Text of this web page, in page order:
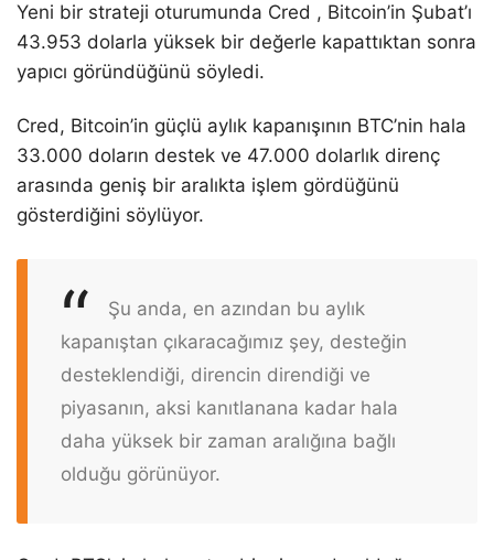
Yeni bir strateji oturumunda Cred , Bitcoin’in Şubat’ı
43.953 dolarla yüksek bir değerle kapattıktan sonra
yapıcı göründüğünü söyledi.
Cred, Bitcoin’in güçlü aylık kapanışının BTC’nin hala
33.000 doların destek ve 47.000 dolarlık direnç
arasında geniş bir aralıkta işlem gördüğünü
gösterdiğini söylüyor.
Şu anda, en azından bu aylık
kapanıştan çıkaracağımız şey, desteğin
desteklendiği, direncin direndiği ve
piyasanın, aksi kanıtlanana kadar hala
daha yüksek bir zaman aralığına bağlı
olduğu görünüyor.